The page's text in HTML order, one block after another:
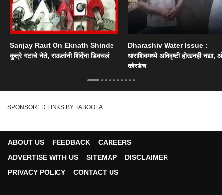
Sanjay Raut On Eknath Shinde
कुत्रे गटाचे नेते, राऊतांनी शिंदेंना डिवचलं
Dharashiv Water Issue :
धाराशिवमध्ये अतिवृष्टी होऊनही नद्या,
कोरडेच
SPONSORED LINKS BY TABOOLA
ABOUT US FEEDBACK
CAREERS
ADVERTISE WITH US
SITEMAP
DISCLAIMER
PRIVACY POLICY
CONTACT US